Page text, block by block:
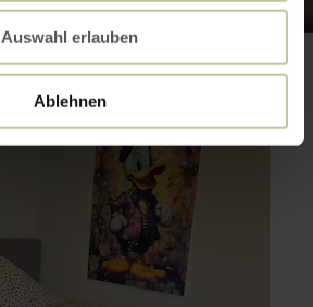
Auswahl erlauben
Ablehnen